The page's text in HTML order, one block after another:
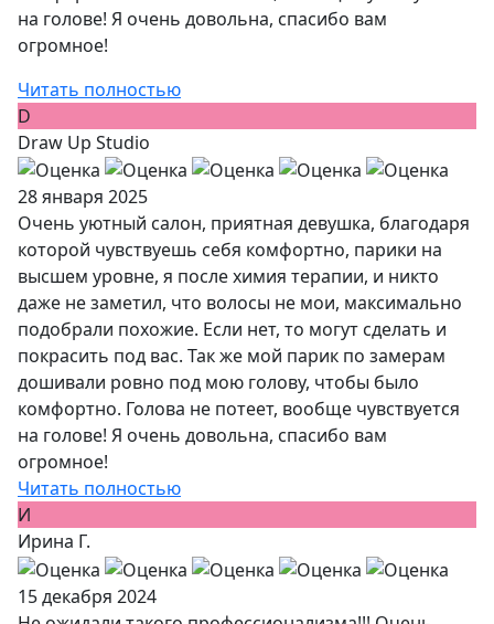
на голове! Я очень довольна, спасибо вам
огромное!
Читать полностью
D
Draw Up Studio
28 января 2025
Очень уютный салон, приятная девушка, благодаря
которой чувствуешь себя комфортно, парики на
высшем уровне, я после химия терапии, и никто
даже не заметил, что волосы не мои, максимально
подобрали похожие. Если нет, то могут сделать и
покрасить под вас. Так же мой парик по замерам
дошивали ровно под мою голову, чтобы было
комфортно. Голова не потеет, вообще чувствуется
на голове! Я очень довольна, спасибо вам
огромное!
Читать полностью
И
Ирина Г.
15 декабря 2024